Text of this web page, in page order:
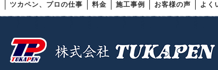
ツカペン、プロの仕事 料金 施工事例 お客様の声 よく